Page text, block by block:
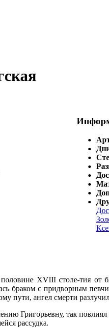
XVIII столе-тия от
браком с придворным
пути, ангел смерти
Григорьевну, так повлиял
рассудка.